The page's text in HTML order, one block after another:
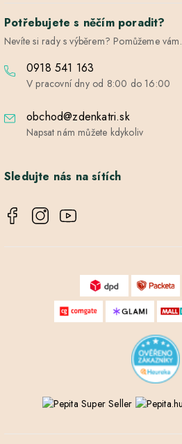
Potřebujete s něčím poradit?
Nevíte si rady s výběrem? Pomůžeme vám.
0918 541 163
V pracovní dny od 8:00 do 16:00
obchod@zdenkatri.sk
Napsat nám můžete kdykoliv
Sledujte nás na sítích